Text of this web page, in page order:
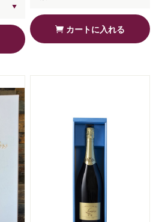
カートに入れる